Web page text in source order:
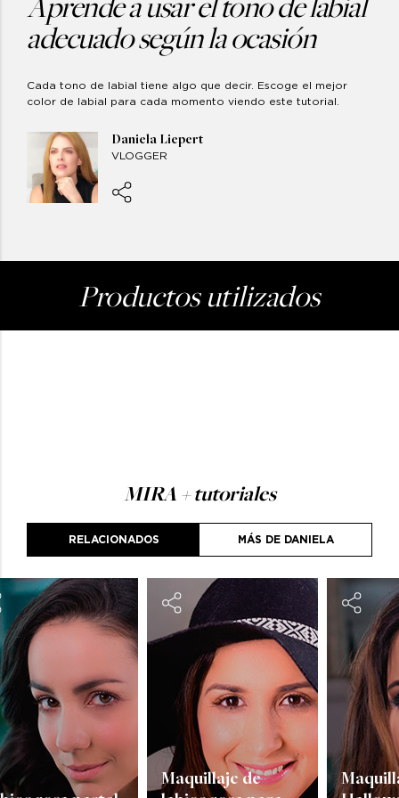
adecuado según la ocasión
Cada tono de labial tiene algo que decir. Escoge el mejor
color de labial para cada momento viendo este tutorial.
Daniela Liepert
VLOGGER
Productosutilizados
MIRA+ tutoriales
RELACIONADOS MÁS DE DANIELA
Maquillaje de